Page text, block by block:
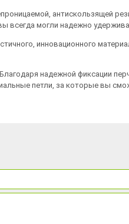
антискользящей
всегда могли надежно
инновационного
надежной фиксации
петли, за которые вы